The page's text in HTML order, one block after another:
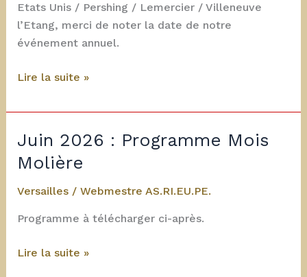
Etats Unis / Pershing / Lemercier / Villeneuve
l’Etang, merci de noter la date de notre
événement annuel.
19
2026
PICARDIE
EN
Lire la suite »
Juin 2026 : Programme Mois
Molière
Versailles/ Webmestre AS.RI.EU.PE.
Programme à télécharger ci-après.
Juin
Lire la suite »